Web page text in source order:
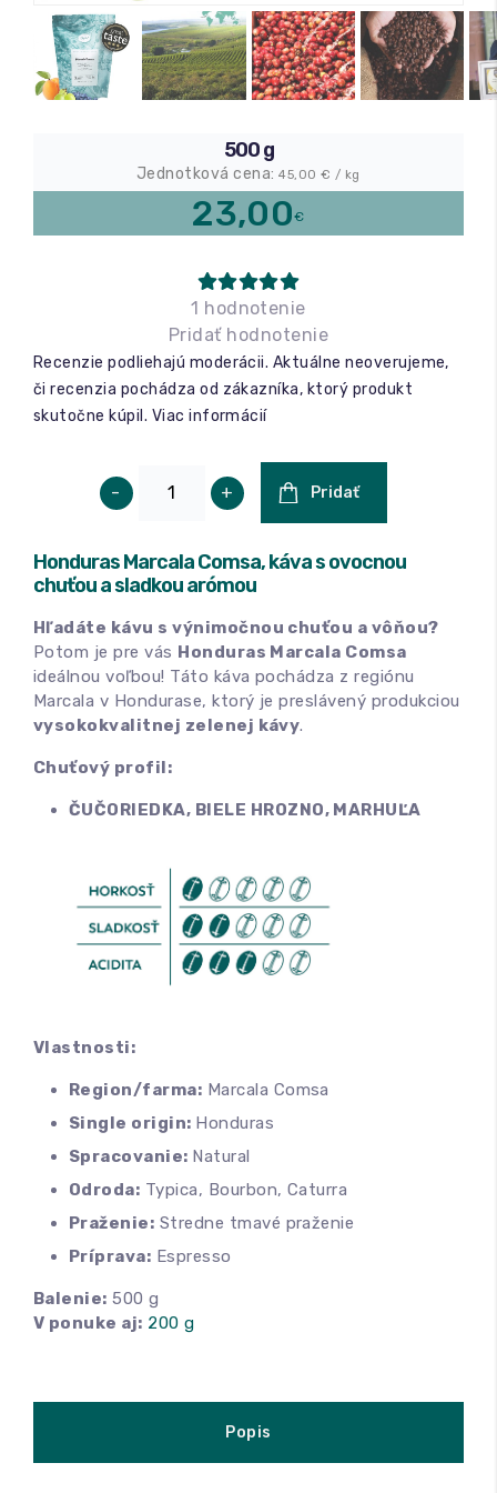
Relax a wellness
Fitness
500 g
Jednotková cena:45,00 € / kg
23,00€
1 hodnotenie
Pridať hodnotenie
Recenzie podliehajú moderácii. Aktuálne neoverujeme,
či recenzia pochádza od zákazníka, ktorý produkt
skutočne kúpil. Viac informácií
- + Pridať
Honduras Marcala Comsa, káva s ovocnou
chuťou a sladkou arómou
Hľadáte kávu s výnimočnou chuťou a vôňou?
Potom je pre vás Honduras Marcala Comsa
ideálnou voľbou! Táto káva pochádza z regiónu
Marcala v Hondurase, ktorý je preslávený produkciou
vysokokvalitnej zelenej kávy.
Chuťový profil:
ČUČORIEDKA, BIELE HROZNO, MARHUĽA
Vlastnosti:
Region/farma: Marcala Comsa
Single origin: Honduras
Spracovanie: Natural
Odroda: Typica, Bourbon, Caturra
Praženie: Stredne tmavé praženie
Príprava: Espresso
Balenie: 500 g
V ponuke aj: 200 g
Popis